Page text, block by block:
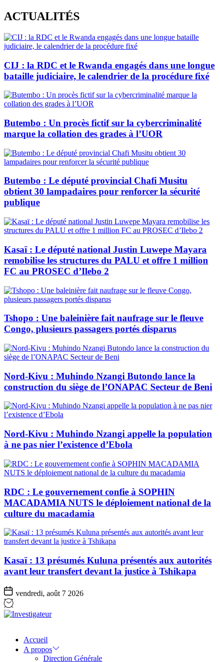
Skip
to
content
ACTUALITÉS
CIJ : la RDC et le Rwanda engagés dans une longue
bataille judiciaire, le calendrier de la procédure fixé
Butembo : Un procès fictif sur la cybercriminalité
marque la collation des grades à l’UOR
Butembo : Le député provincial Chafi Musitu
obtient 30 lampadaires pour renforcer la sécurité
publique
Kasaï : Le député national Justin Luwepe Mayara
remobilise les structures du PALU et offre 1 million
FC au PROSEC d’Ilebo 2
Tshopo : Une baleinière fait naufrage sur le fleuve
Congo, plusieurs passagers portés disparus
Nord-Kivu : Muhindo Nzangi Butondo lance la
construction du siège de l’ONAPAC Secteur de Beni
Nord-Kivu : Muhindo Nzangi appelle la population
à ne pas nier l’existence d’Ebola
RDC : Le gouvernement confie à SOPHIN
MACADAMIA NUTS le déploiement national de la
culture du macadamia
Kasaï : 13 présumés Kuluna présentés aux autorités
avant leur transfert devant la justice à Tshikapa
vendredi, août 7 2026
Accueil
A propos
Direction Générale